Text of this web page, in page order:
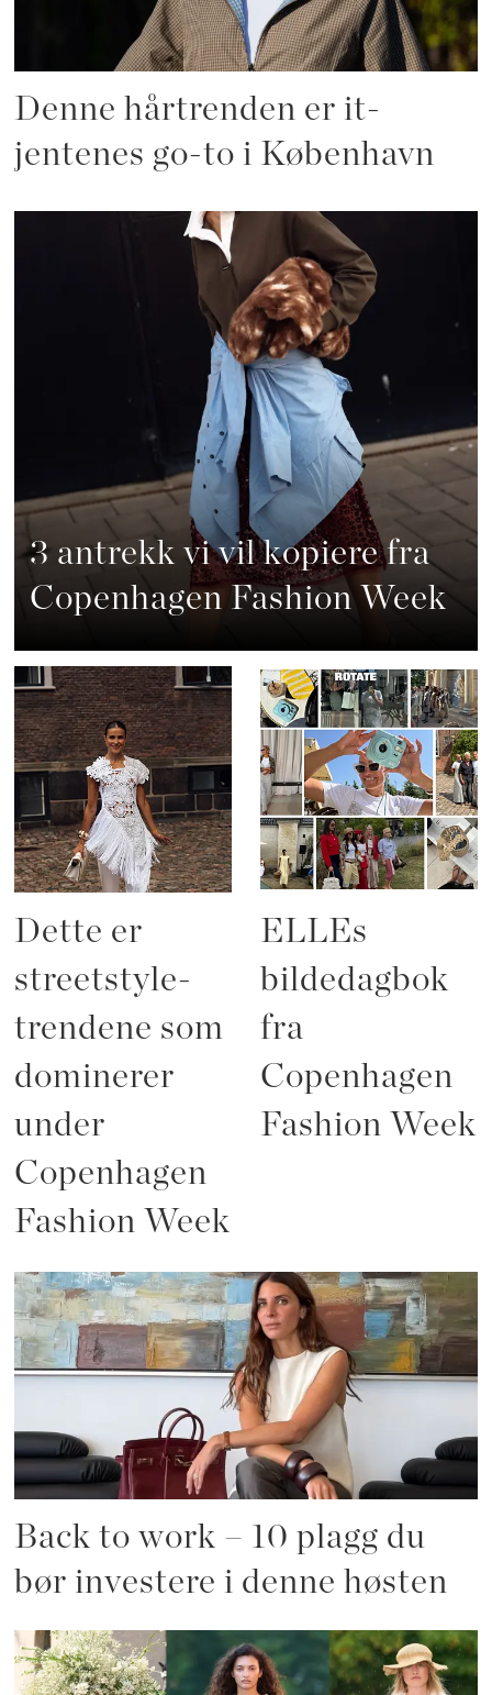
Denne hårtrenden er it-
jentenes go-to i København
3 antrekk vi vil kopiere fra
Copenhagen Fashion Week
Dette er
streetstyle-
trendene som
dominerer
under
Copenhagen
Fashion Week
ELLEs
bildedagbok
fra
Copenhagen
Fashion Week
Back to work – 10 plagg du
bør investere i denne høsten